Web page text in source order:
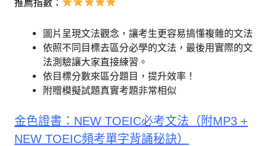
推薦指數：
圖片呈現文法觀念，讓考生更容易搞懂複雜的文法
依照不同目標去區分必學的文法，最後用實際的文
法測驗讓大家直接練習。
依目標分數來區分題目，提升效率！
附贈模擬試題真實考題非常相似
金色證書：NEW TOEIC必考文法（附MP3 +
NEW TOEIC頻考單字背誦秘訣）